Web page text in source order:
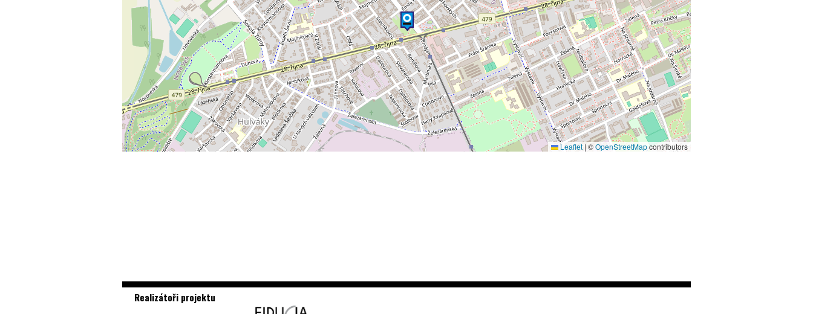
Leaflet | ©OpenStreetMapcontributors
Realizátoři projektu